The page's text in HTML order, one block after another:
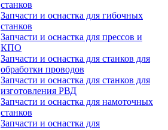
станков
Запчасти и оснастка для гибочных
станков
Запчасти и оснастка для прессов и
КПО
Запчасти и оснастка для станков для
обработки проводов
Запчасти и оснастка для станков для
изготовления РВД
Запчасти и оснастка для намоточных
станков
Запчасти и оснастка для